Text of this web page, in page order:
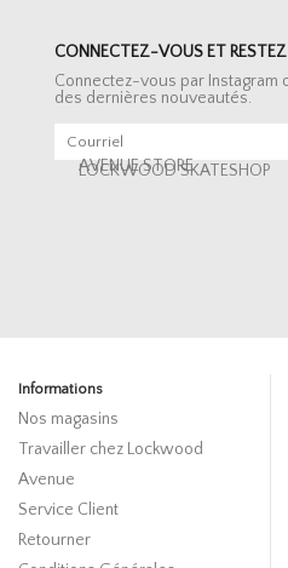
CONNECTEZ-VOUS ET RESTEZ
Connectez-vous par Instagram
des dernières nouveautés.
AVENUE STORE
LOCKWOOD SKATESHOP
Informations
Nos magasins
Travailler chez Lockwood
Avenue
Service Client
Retourner